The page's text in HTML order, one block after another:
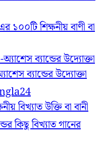
শিক্ষনীয় বাণী বা
ব্যান্ডের উদ্যোক্তা
বিখ্যাত উক্তি বা বানী